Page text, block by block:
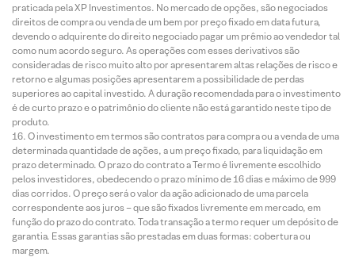
praticada pela XP Investimentos. No mercado de opções, são negociados
direitos de compra ou venda de um bem por preço fixado em data futura,
devendo o adquirente do direito negociado pagar um prêmio ao vendedor tal
como num acordo seguro. As operações com esses derivativos são
consideradas de risco muito alto por apresentarem altas relações de risco e
retorno e algumas posições apresentarem a possibilidade de perdas
superiores ao capital investido. A duração recomendada para o investimento
é de curto prazo e o patrimônio do cliente não está garantido neste tipo de
produto.
O investimento em termos são contratos para compra ou a venda de uma
determinada quantidade de ações, a um preço fixado, para liquidação em
prazo determinado. O prazo do contrato a Termo é livremente escolhido
pelos investidores, obedecendo o prazo mínimo de 16 dias e máximo de 999
dias corridos. O preço será o valor da ação adicionado de uma parcela
correspondente aos juros – que são fixados livremente em mercado, em
função do prazo do contrato. Toda transação a termo requer um depósito de
garantia. Essas garantias são prestadas em duas formas: cobertura ou
margem.